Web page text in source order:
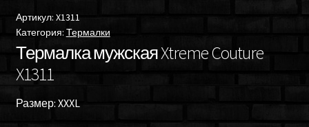
Артикул: X1311
Категория: Термалки
Термалка мужская Xtreme Couture
X1311
Размер: XXXL